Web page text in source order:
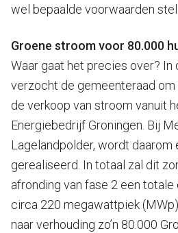
wel bepaalde voorwaarden
Groene stroom voor 80.000
Waar gaat het precies over? In
verzocht de gemeenteraad
de verkoop van stroom vanuit
Energiebedrijf Groningen. Bij
Lagelandpolder, wordt daarom
gerealiseerd. In totaal zal dit
afronding van fase 2 een
circa 220 megawattpiek
naar verhouding zo’n 80.000